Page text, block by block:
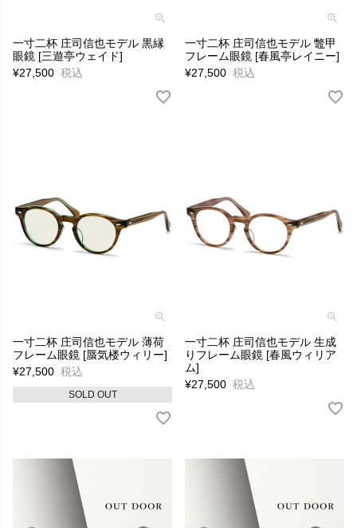
一寸二杯 庄司信也モデル 黒縁
眼鏡 [三遊亭ウェイド]
¥27,500 税込
一寸二杯 庄司信也モデル 鼈甲
フレーム眼鏡 [春風亭レイニー]
¥27,500 税込
一寸二杯 庄司信也モデル 薄荷
フレーム眼鏡 [蜃気楼ウィリー]
¥27,500 税込
SOLD OUT
一寸二杯 庄司信也モデル 生成
りフレーム眼鏡 [春風ウィリア
ム]
¥27,500 税込